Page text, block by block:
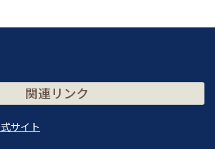
関連リンク
サイト